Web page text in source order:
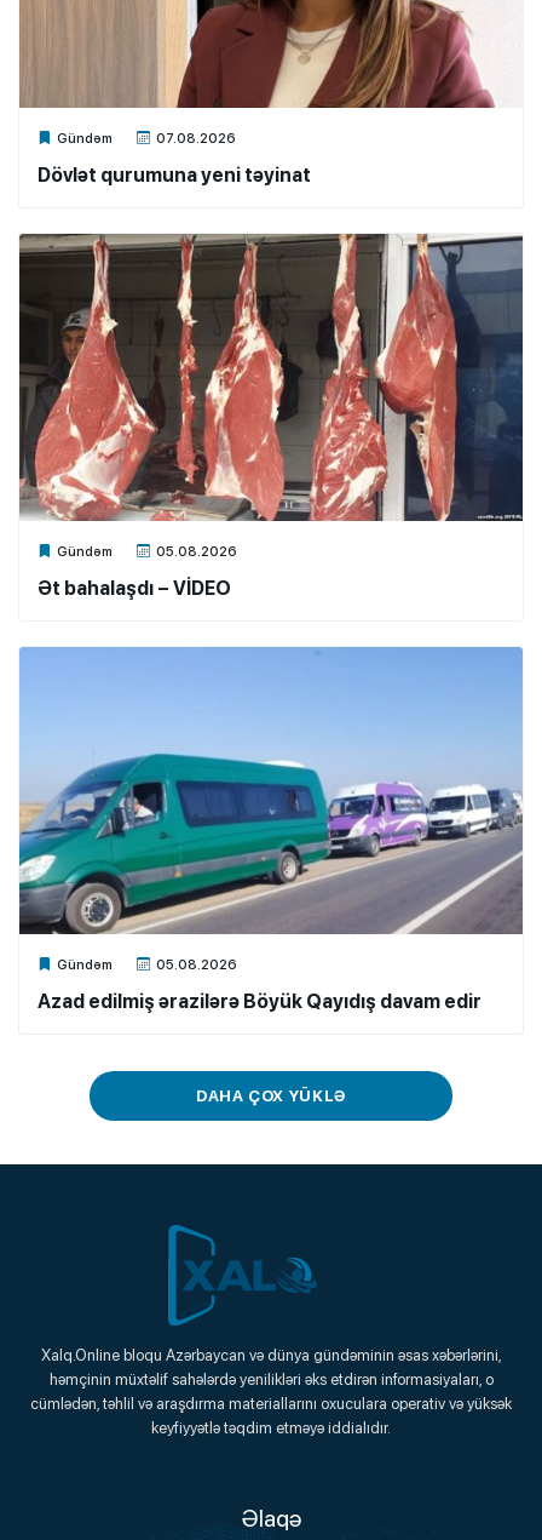
Gündəm 07.08.2026
Xalq.Online
Dövlət qurumuna yeni təyinat
Gündəm 05.08.2026
Xalq.Online
Ət bahalaşdı – VİDEO
Gündəm 05.08.2026
Xalq.Online
Azad edilmiş ərazilərə Böyük Qayıdış davam edir
DAHA ÇOX YÜKLƏ
Xalq.Online
Onlayn Platforma
Xalq.Online bloqu Azərbaycan və dünya gündəminin əsas xəbərlərini,
həmçinin müxtəlif sahələrdə yenilikləri əks etdirən informasiyaları, o
cümlədən, təhlil və araşdırma materiallarını oxuculara operativ və yüksək
keyfiyyətlə təqdim etməyə iddialıdır.
Əlaqə